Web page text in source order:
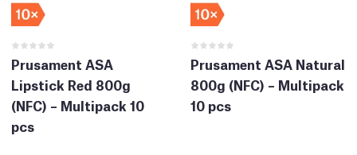
Prusament ASA
Lipstick Red 800g
(NFC) – Multipack 10
pcs
Prusament ASA Natural
800g (NFC) – Multipack
10 pcs